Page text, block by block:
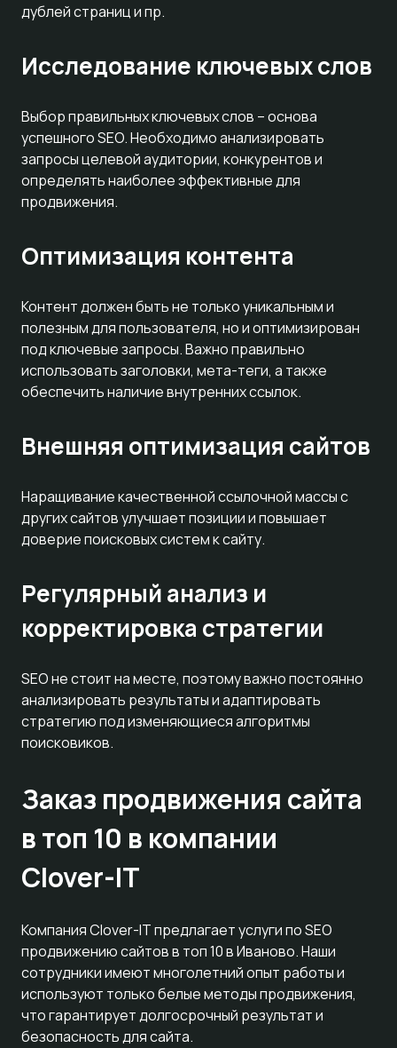
дублей страниц и пр.
Исследование ключевых слов
Выбор правильных ключевых слов – основа
успешного SEO. Необходимо анализировать
запросы целевой аудитории, конкурентов и
определять наиболее эффективные для
продвижения.
Оптимизация контента
Контент должен быть не только уникальным и
полезным для пользователя, но и оптимизирован
под ключевые запросы. Важно правильно
использовать заголовки, мета-теги, а также
обеспечить наличие внутренних ссылок.
Внешняя оптимизация сайтов
Наращивание качественной ссылочной массы с
других сайтов улучшает позиции и повышает
доверие поисковых систем к сайту.
Регулярный анализ и
корректировка стратегии
SEO не стоит на месте, поэтому важно постоянно
анализировать результаты и адаптировать
стратегию под изменяющиеся алгоритмы
поисковиков.
Заказ продвижения сайта
в топ 10 в компании
Clover-IT
Компания Clover-IT предлагает услуги по SEO
продвижению сайтов в топ 10 в Иваново. Наши
сотрудники имеют многолетний опыт работы и
используют только белые методы продвижения,
что гарантирует долгосрочный результат и
безопасность для сайта.